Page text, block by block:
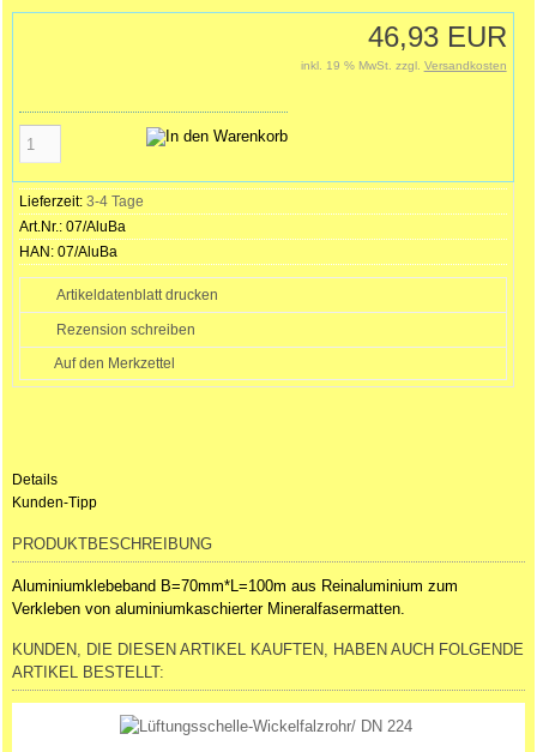
46,93 EUR
inkl. 19 % MwSt. zzgl. Versandkosten
Lieferzeit: 3-4 Tage
Art.Nr.: 07/AluBa
HAN: 07/AluBa
Artikeldatenblatt drucken
Rezension schreiben
Details
Kunden-Tipp
PRODUKTBESCHREIBUNG
Aluminiumklebeband B=70mm*L=100m aus Reinaluminium zum
Verkleben von aluminiumkaschierter Mineralfasermatten.
KUNDEN, DIE DIESEN ARTIKEL KAUFTEN, HABEN AUCH FOLGENDE
ARTIKEL BESTELLT: